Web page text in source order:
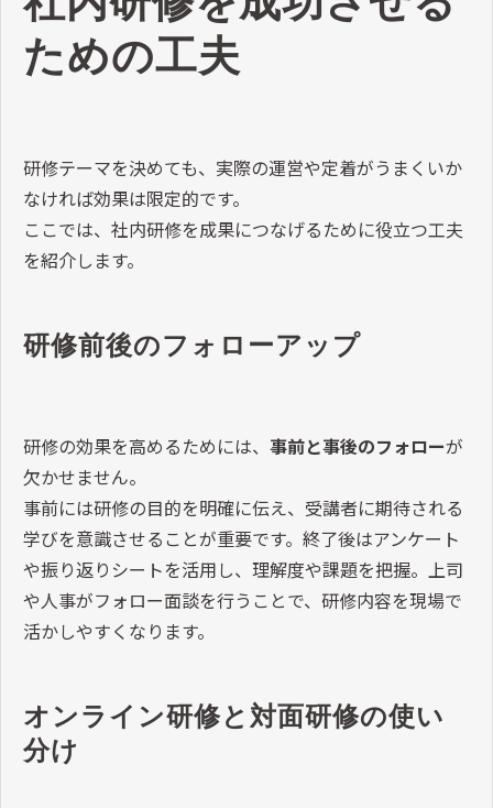
ための工夫
研修テーマを決めても、実際の運営や定着がうまくいか
なければ効果は限定的です。
ここでは、社内研修を成果につなげるために役立つ工夫
を紹介します。
研修前後のフォローアップ
研修の効果を高めるためには、 事前と事後のフォローが
欠かせません。
事前には研修の目的を明確に伝え、受講者に期待される
学びを意識させることが重要です。終了後はアンケート
や振り返りシートを活用し、理解度や課題を把握。上司
や人事がフォロー面談を行うことで、研修内容を現場で
活かしやすくなります。
オンライン研修と対面研修の使い
分け